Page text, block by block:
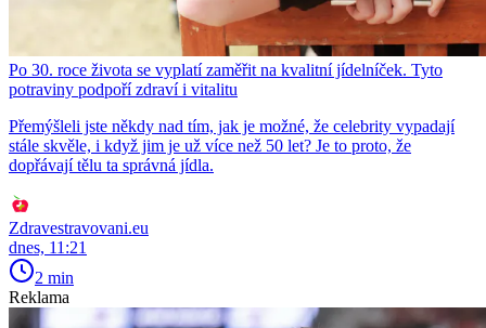
Po 30. roce života se vyplatí zaměřit na kvalitní jídelníček. Tyto
potraviny podpoří zdraví i vitalitu
Přemýšleli jste někdy nad tím, jak je možné, že celebrity vypadají
stále skvěle, i když jim je už více než 50 let? Je to proto, že
dopřávají tělu ta správná jídla.
Zdravestravovani.eu
dnes, 11:21
2 min
Reklama